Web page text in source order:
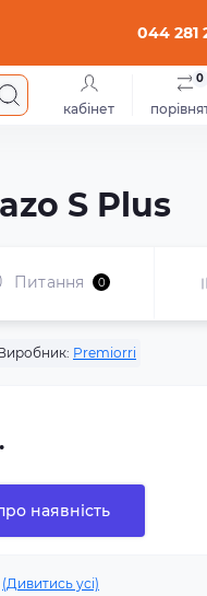
044 281
кабінет
0
S Plus
Питання 0
Premiorri
наявність
(Дивитись усі)